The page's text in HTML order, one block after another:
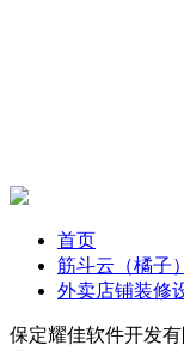
首页
筋斗云（橘子
外卖店铺装修
保定耀佳软件开发有